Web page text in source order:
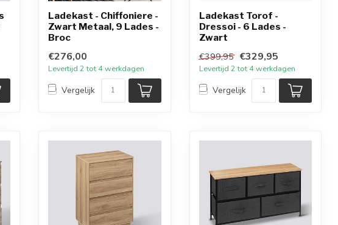
Ladekast - Chiffoniere -
Zwart Metaal, 9 Lades -
Broc
€276,00
Levertijd 2 tot 4 werkdagen
Vergelijk
Ladekast Torof -
Dressoi - 6 Lades -
Zwart
€399,95 €329,95
Levertijd 2 tot 4 werkdagen
Vergelijk